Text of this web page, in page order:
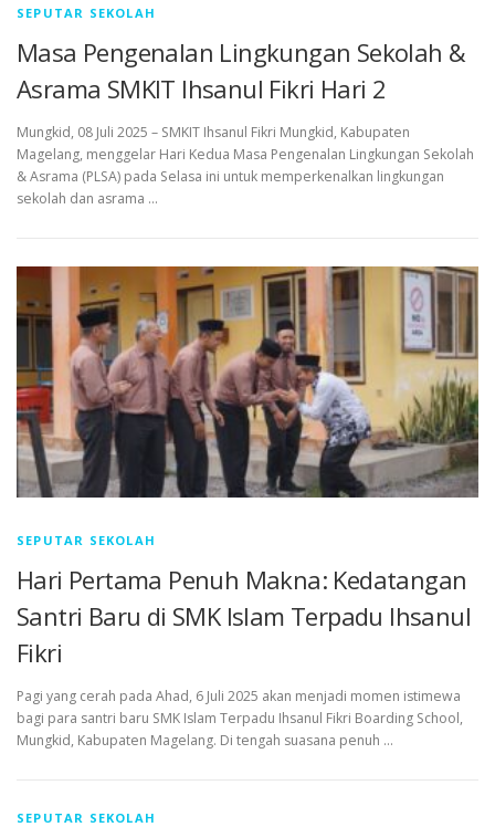
SEPUTAR SEKOLAH
Masa Pengenalan Lingkungan Sekolah &
Asrama SMKIT Ihsanul Fikri Hari 2
Mungkid, 08 Juli 2025 – SMKIT Ihsanul Fikri Mungkid, Kabupaten
Magelang, menggelar Hari Kedua Masa Pengenalan Lingkungan Sekolah
& Asrama (PLSA) pada Selasa ini untuk memperkenalkan lingkungan
sekolah dan asrama …
SEPUTAR SEKOLAH
Hari Pertama Penuh Makna: Kedatangan
Santri Baru di SMK Islam Terpadu Ihsanul
Fikri
Pagi yang cerah pada Ahad, 6 Juli 2025 akan menjadi momen istimewa
bagi para santri baru SMK Islam Terpadu Ihsanul Fikri Boarding School,
Mungkid, Kabupaten Magelang. Di tengah suasana penuh …
SEPUTAR SEKOLAH